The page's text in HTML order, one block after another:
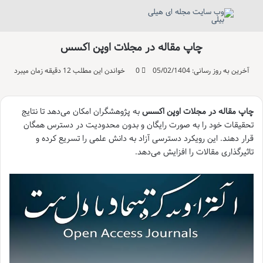
منو
چاپ مقاله در مجلات اوپن اکسس
آخرین به روز رسانی: 05/02/1404 0 خواندن این مطلب 12 دقیقه زمان میبرد
چاپ مقاله در مجلات اوپن اکسسبه پژوهشگران امکان می‌دهد تا نتایج
تحقیقات خود را به صورت رایگان و بدون محدودیت در دسترس همگان
قرار دهند. این رویکرد دسترسی آزاد به دانش علمی را تسریع کرده و
تاثیرگذاری مقالات را افزایش می‌دهد.